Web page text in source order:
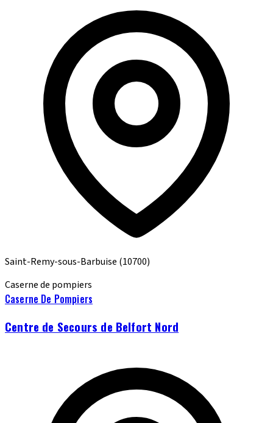
Saint-Remy-sous-Barbuise (10700)
Caserne de pompiers
Caserne De Pompiers
Centre de Secours de Belfort Nord